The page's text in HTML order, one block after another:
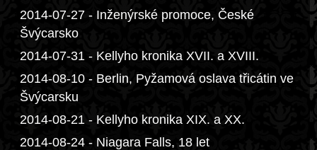
2014-07-27 - Inženýrské promoce, České
Švýcarsko
2014-07-31 - Kellyho kronika XVII. a XVIII.
2014-08-10 - Berlin, Pyžamová oslava třicátin ve
Švýcarsku
2014-08-21 - Kellyho kronika XIX. a XX.
2014-08-24 - Niagara Falls, 18 let